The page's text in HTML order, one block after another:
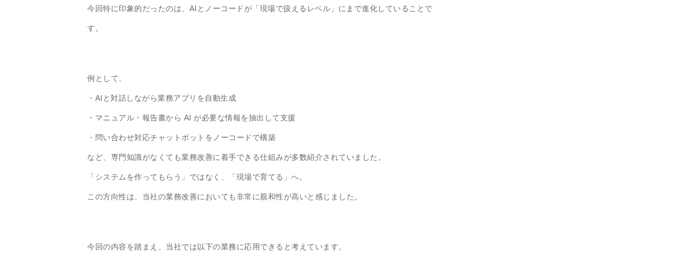
今回特に印象的だったのは、AIとノーコードが「現場で扱えるレベル」にまで進化していることで
す。
例として、
・AIと対話しながら業務アプリを自動生成
・マニュアル・報告書から AI が必要な情報を抽出して支援
・問い合わせ対応チャットボットをノーコードで構築
など、専門知識がなくても業務改善に着手できる仕組みが多数紹介されていました。
「システムを作ってもらう」ではなく、「現場で育てる」へ。
この方向性は、当社の業務改善においても非常に親和性が高いと感じました。
今回の内容を踏まえ、当社では以下の業務に応用できると考えています。